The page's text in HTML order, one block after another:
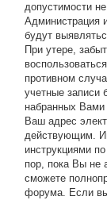
допустимости
Администрация
будут
При утере,
противном
учетные записи
набранных
Ваш адрес
действующим.
инструкциями
пор, пока Вы не
сможете
форума. Если вы